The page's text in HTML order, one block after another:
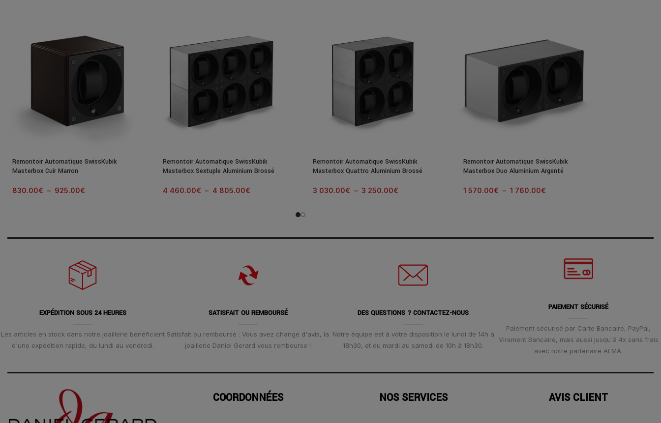
Remontoir Automatique SwissKubik
Masterbox Cuir Marron
830.00€ – 925.00€
Remontoir Automatique SwissKubik
Masterbox Sextuple Aluminium Brossé
4 460.00€ – 4 805.00€
Remontoir Automatique SwissKubik
Masterbox Quattro Aluminium Brossé
3 030.00€ – 3 250.00€
Remontoir Automatique SwissKubik
Masterbox Duo Aluminium Argenté
1 570.00€ – 1 760.00€
EXPÉDITION SOUS 24 HEURES
Les articles en stock dans notre joaillerie bénéficient
d'une expédition rapide, du lundi au vendredi.
SATISFAIT OU REMBOURSÉ
Satisfait ou remboursé : Vous avez changé d'avis, la
joaillerie Daniel Gerard vous rembourse !
DES QUESTIONS ? CONTACTEZ-NOUS
Notre équipe est à votre disposition le lundi de 14h à
18h30, et du mardi au samedi de 10h à 18h30.
PAIEMENT SÉCURISÉ
Paiement sécurisé par Carte Bancaire, PayPal,
Virement Bancaire, mais aussi jusqu'à 4x sans frais
avec notre partenaire ALMA.
COORDONNÉES NOS SERVICES AVIS CLIENT